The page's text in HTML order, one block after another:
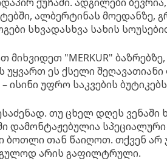
ალბერტინას მოედანზე,
სხვადასხვა სახის
"MERKUR"
ეს ქსელი შეღავათიანი
ისინი უფრო საკვების ბუტიკებს
თუ ცხელ დღეს ვენაში
დამონტაჟებულია სპეციალური
ბოთლი თან წაიღოთ. თქვენ არ
არის გაფილტრული.